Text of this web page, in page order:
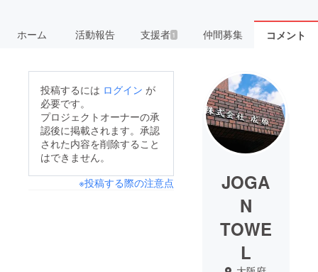
ホーム 活動報告 支援者 1 仲間募集 コメント
投稿するには ログイン が
必要です。
プロジェクトオーナーの承
認後に掲載されます。承認
された内容を削除すること
はできません。
※投稿する際の注意点
JOGA
N
TOWE
L